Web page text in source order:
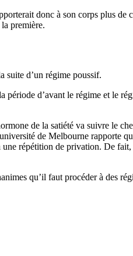
donc à son corps plus de
première.
suite d’un régime poussif.
d’avant le régime et le
de la satiété va suivre le
de Melbourne rapporte
répétition de privation. De
qu’il faut procéder à des